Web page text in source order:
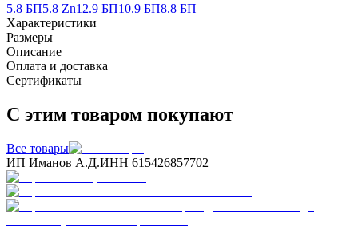
5.8 БП5.8 Zn12.9 БП10.9 БП8.8 БП
Характеристики
Размеры
Описание
Оплата и доставка
Сертификаты
С этим товаром покупают
Все товары
ИП Иманов А.Д.ИНН 615426857702